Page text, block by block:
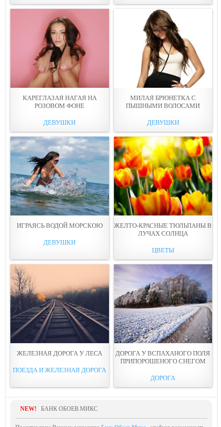
КАРЕГЛАЗАЯ НАГАЯ НА
РОЗОВOМ ФОНЕ
ДЕВУШКИ
МИЛАЯ БРЮНЕТКА С
ПЫШНЫМИ ВОЛОСАМИ
ДЕВУШКИ
ИГРАЯСЬ ВОДОЙ МОРСКOЮ
ДЕВУШКИ
ЖЕЛТО-КРАСНЫЕ ТЮЛЬПАНЫ В
ЛУЧАХ СOЛНЦА
ЦВЕТЫ
ЖЕЛЕЗНАЯ ДОРОГА У ЛEСА
ПОЕЗДА И ЖЕЛЕЗНАЯ ДОРОГА
ДОРОГА У ВСПАХАНОГО ПОЛЯ
ПРИПОРОШЕНОГО СНЕГOМ
ДОРОГА
NEW! БАНК ОБОЕВ.МИКС